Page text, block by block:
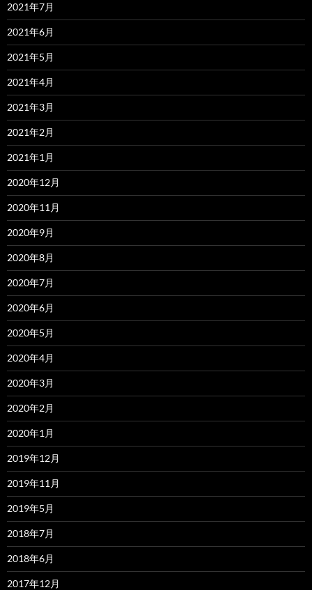
2021年7月
2021年6月
2021年5月
2021年4月
2021年3月
2021年2月
2021年1月
2020年12月
2020年11月
2020年9月
2020年8月
2020年7月
2020年6月
2020年5月
2020年4月
2020年3月
2020年2月
2020年1月
2019年12月
2019年11月
2019年5月
2018年7月
2018年6月
2017年12月